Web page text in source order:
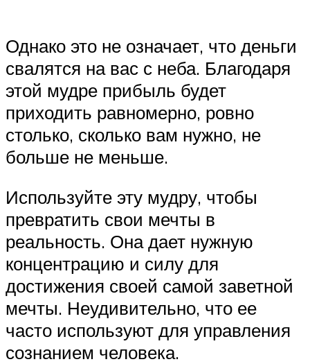
Однако это не означает, что деньги
свалятся на вас с неба. Благодаря
этой мудре прибыль будет
приходить равномерно, ровно
столько, сколько вам нужно, не
больше не меньше.
Используйте эту мудру, чтобы
превратить свои мечты в
реальность. Она дает нужную
концентрацию и силу для
достижения своей самой заветной
мечты. Неудивительно, что ее
часто используют для управления
сознанием человека.